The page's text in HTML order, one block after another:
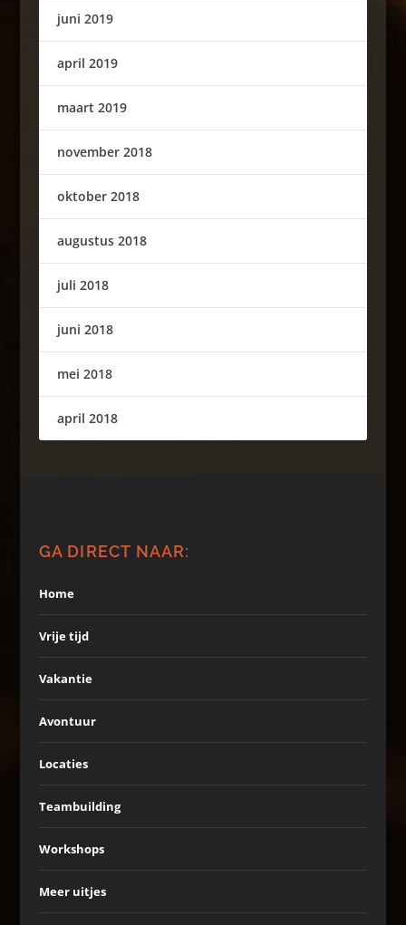
juni 2019
april 2019
maart 2019
november 2018
oktober 2018
augustus 2018
juli 2018
juni 2018
mei 2018
april 2018
GA DIRECT NAAR:
Home
Vrije tijd
Vakantie
Avontuur
Locaties
Teambuilding
Workshops
Meer uitjes